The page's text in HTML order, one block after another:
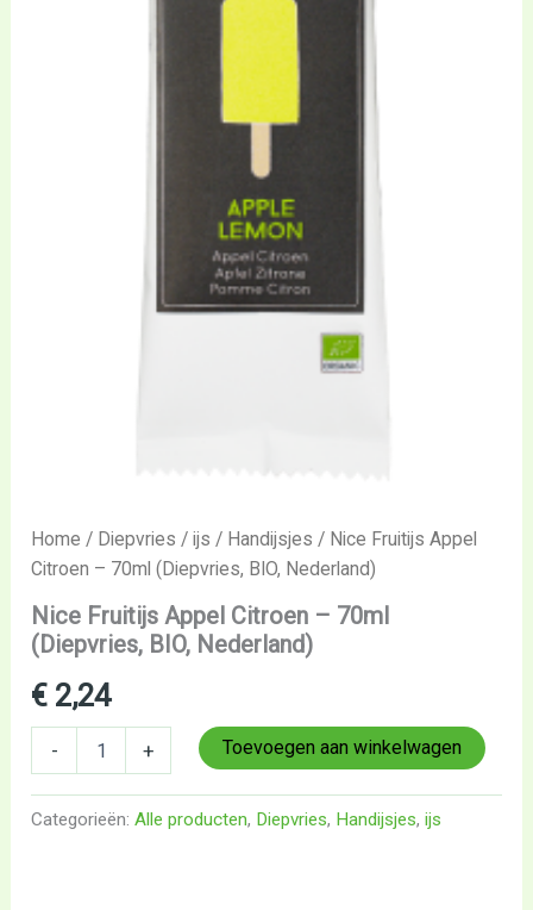
Home / Diepvries /ijs / Handijsjes / Nice Fruitijs Appel
Citroen – 70ml (Diepvries, BIO, Nederland)
Nice Fruitijs Appel Citroen – 70ml
(Diepvries, BIO, Nederland)
€ 2,24
- + Toevoegen aan winkelwagen
Categorieën:Alle producten, Diepvries, Handijsjes,ijs